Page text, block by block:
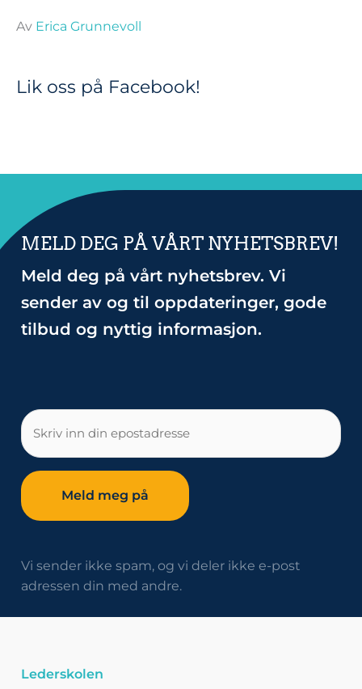
Av Erica Grunnevoll
Lik oss på Facebook!
MELD DEG PÅ VÅRT NYHETSBREV!
Meld deg på vårt nyhetsbrev. Vi
sender av og til oppdateringer, gode
tilbud og nyttig informasjon.
E-
post
Vi sender ikke spam, og vi deler ikke e-post
adressen din med andre.
Lederskolen